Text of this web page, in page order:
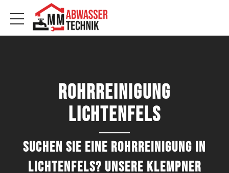
Rohrreinigung
Lichtenfels
Suchen Sie eine Rohrreinigung in
Lichtenfels? Unsere Klempner